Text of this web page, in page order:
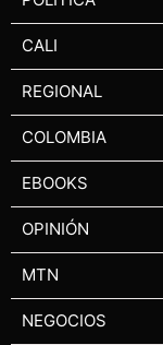
CALI
REGIONAL
COLOMBIA
EBOOKS
OPINIÓN
MTN
NEGOCIOS